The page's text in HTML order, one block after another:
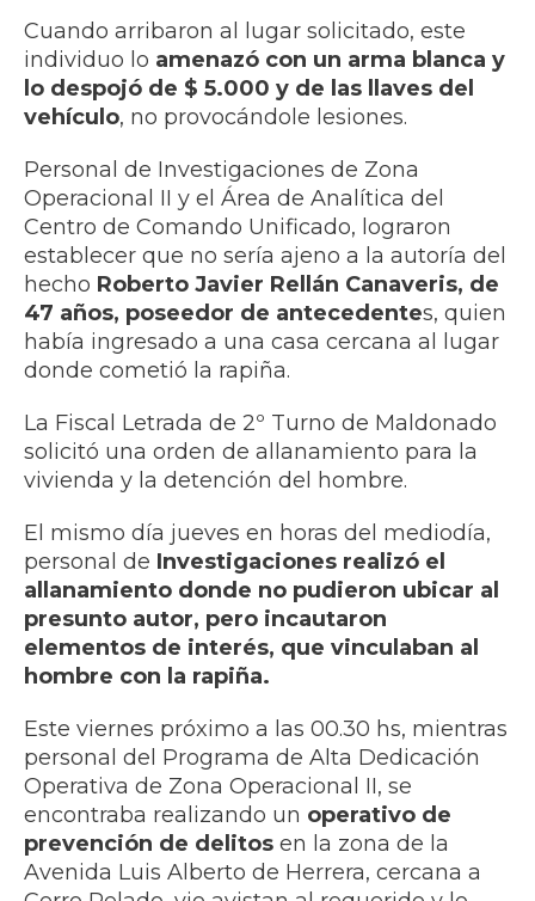
Cuando arribaron al lugar solicitado, este
individuo lo amenazó con un arma blanca y
lo despojó de $ 5.000 y de las llaves del
vehículo, no provocándole lesiones.
Personal de Investigaciones de Zona
Operacional II y el Área de Analítica del
Centro de Comando Unificado, lograron
establecer que no sería ajeno a la autoría del
hecho Roberto Javier Rellán Canaveris, de
47 años, poseedor de antecedentes, quien
había ingresado a una casa cercana al lugar
donde cometió la rapiña.
La Fiscal Letrada de 2º Turno de Maldonado
solicitó una orden de allanamiento para la
vivienda y la detención del hombre.
El mismo día jueves en horas del mediodía,
personal de Investigaciones realizó el
allanamiento donde no pudieron ubicar al
presunto autor, pero incautaron
elementos de interés, que vinculaban al
hombre con la rapiña.
Este viernes próximo a las 00.30 hs, mientras
personal del Programa de Alta Dedicación
Operativa de Zona Operacional II, se
encontraba realizando un operativo de
prevención de delitos en la zona de la
Avenida Luis Alberto de Herrera, cercana a